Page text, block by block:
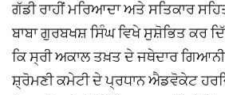
ਗੱਡੀ ਰਾਹੀਂ ਮਰਿਆਦਾ ਅਤੇ ਸਤਿਕਾਰ
ਬਾਬਾ ਗੁਰਬਖਸ਼ ਸਿੰਘ ਵਿਖੇ ਸੁਸ਼ੋਭਿਤ ਕਰ
ਕਿ ਸ੍ਰੀ ਅਕਾਲ ਤਖ਼ਤ ਦੇ ਜਥੇਦਾਰ
ਸ਼੍ਰੋਮਣੀ ਕਮੇਟੀ ਦੇ ਪ੍ਰਧਾਨ ਐਡਵੋਕੇਟ